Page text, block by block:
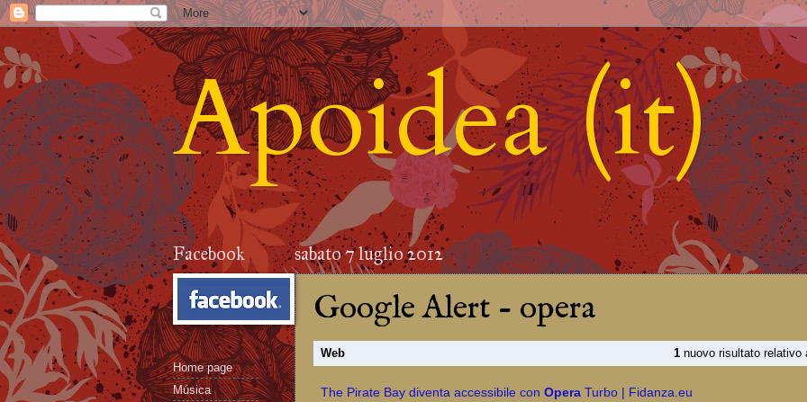
Apoidea (it)
sabato 7 luglio 2012
Google Alert - opera
Web 1 nuovo risultato
The Pirate Bay diventa accessibile con Opera Turbo | Fidanza.eu
Facebook
Home page
Música